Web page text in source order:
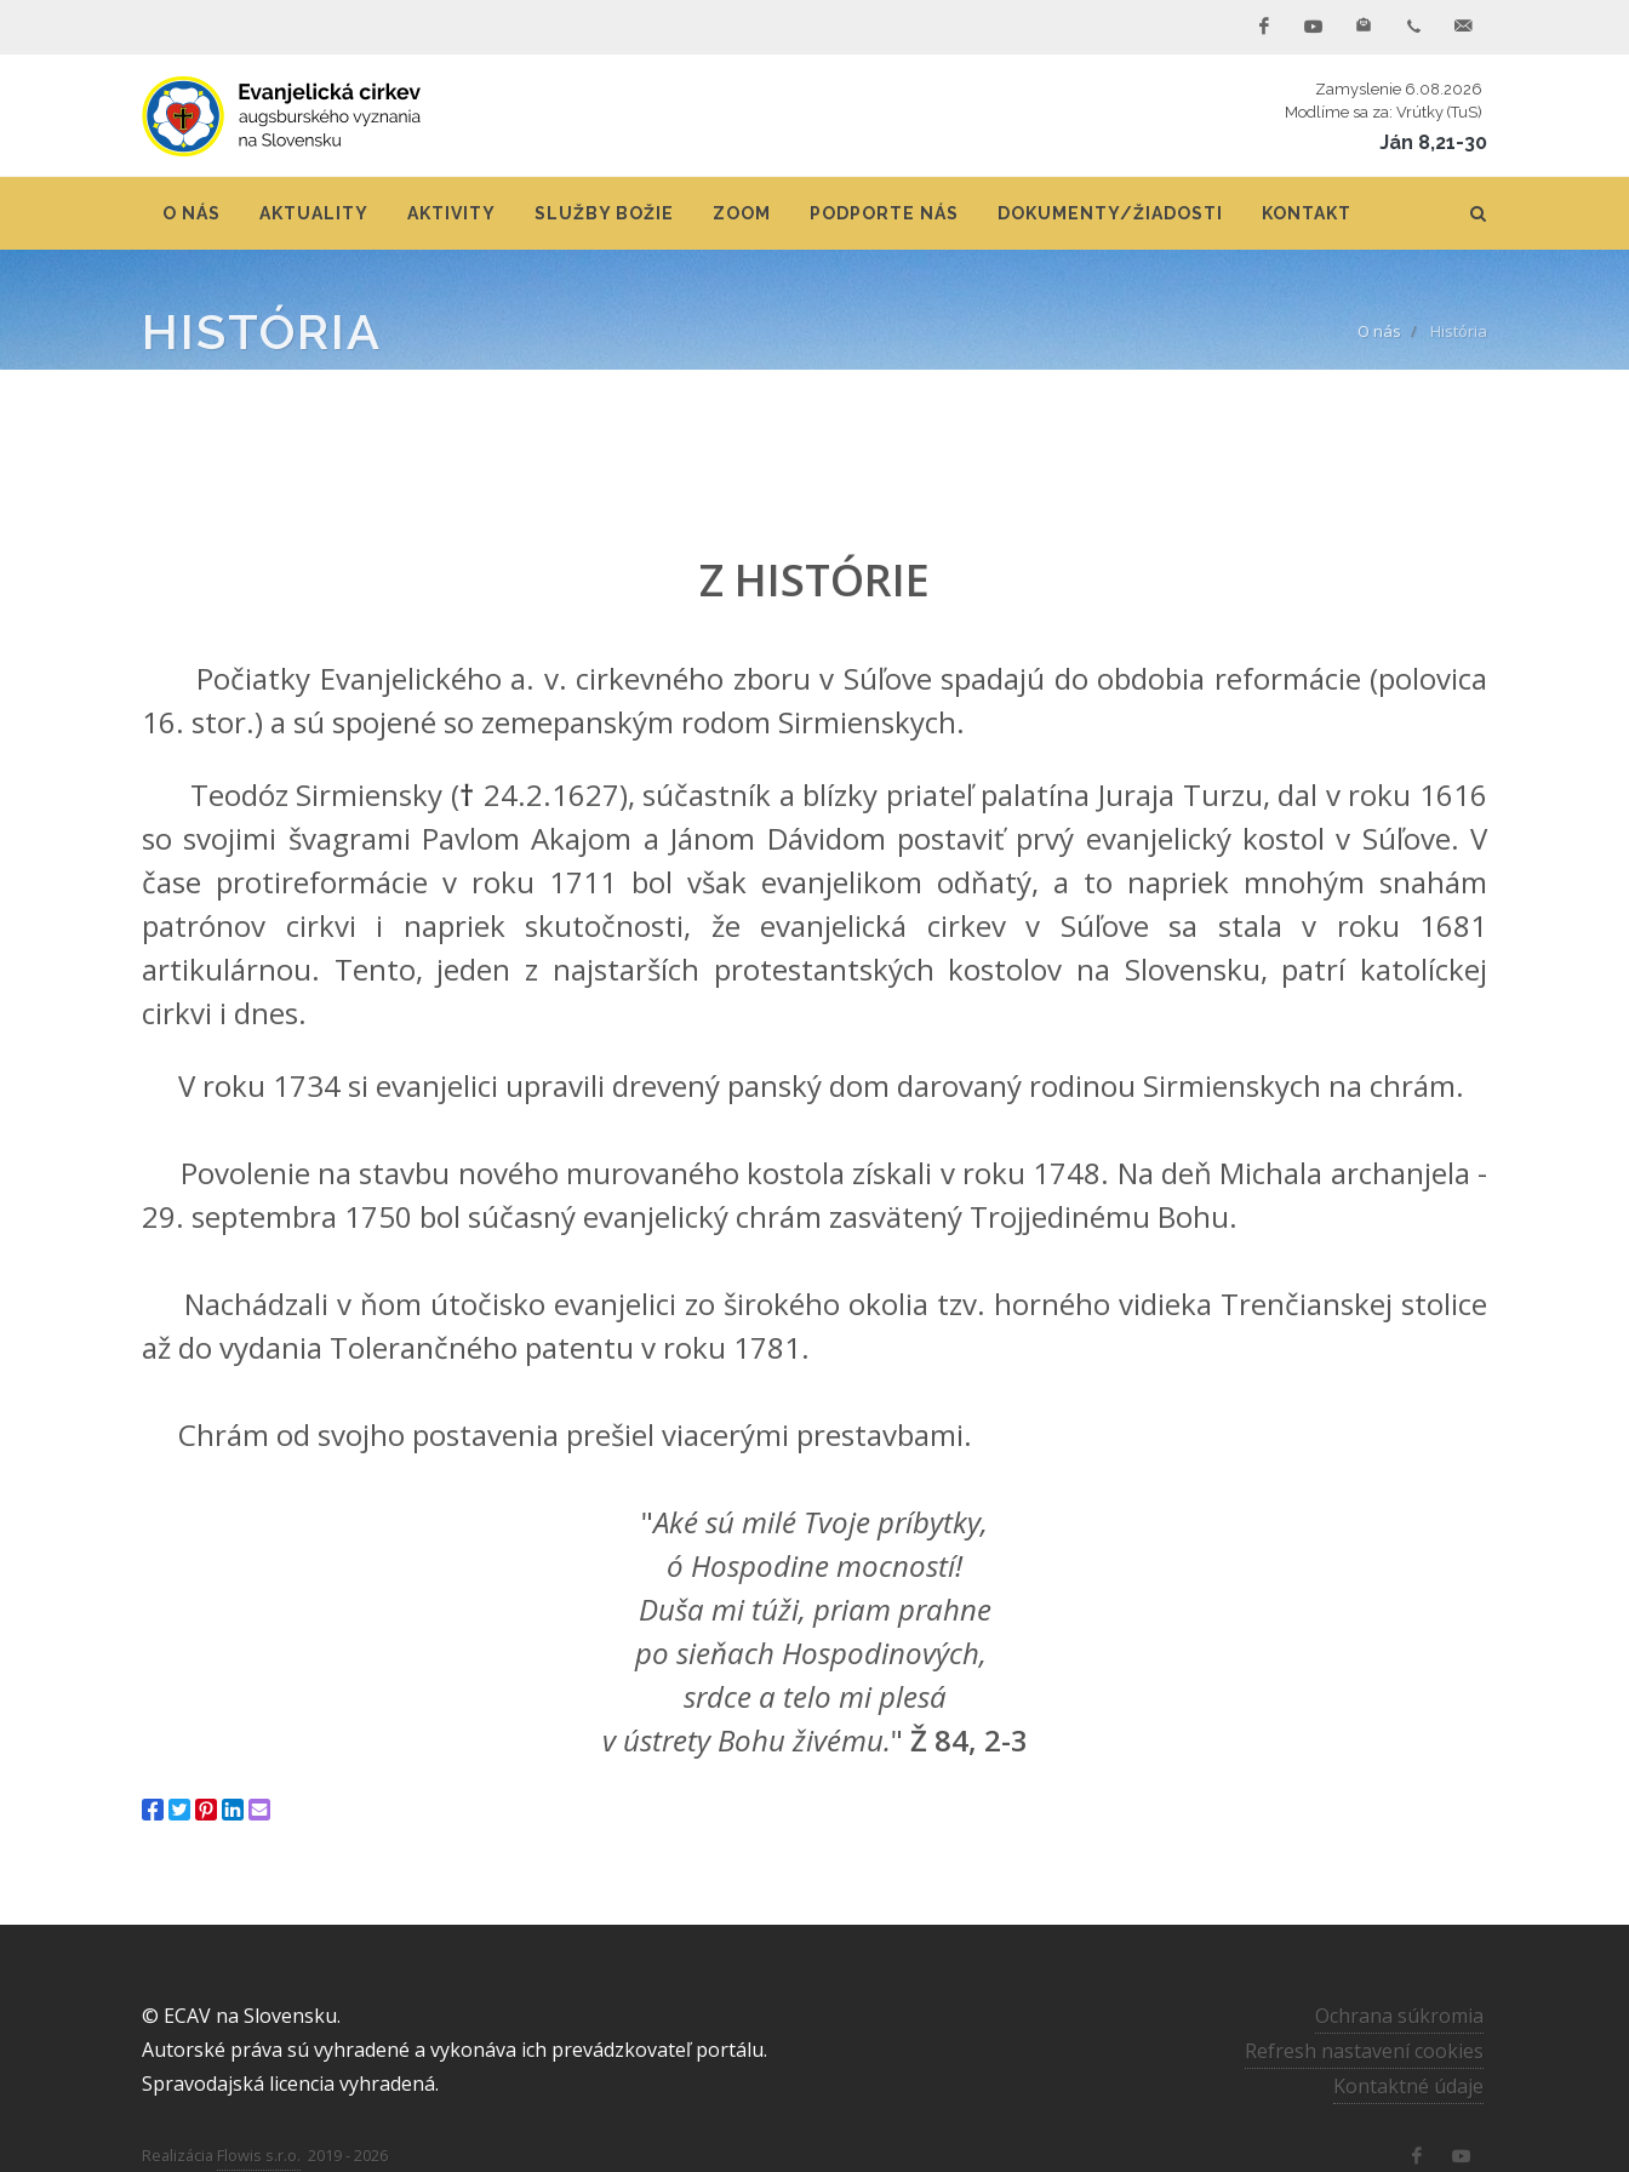
Zamyslenie 6.08.2026
Modlíme sa za: Vrútky (TuS)
Ján 8,21-30
O NÁS AKTUALITY AKTIVITY SLUŽBY BOŽIE ZOOM PODPORTE NÁS DOKUMENTY/ŽIADOSTI KONTAKT
HISTÓRIA O nás História
Z HISTÓRIE
Počiatky Evanjelického a. v. cirkevného zboru v Súľove spadajú do obdobia reformácie (polovica
16. stor.) a sú spojené so zemepanským rodom Sirmienskych.
Teodóz Sirmiensky († 24.2.1627), súčastník a blízky priateľ palatína Juraja Turzu, dal v roku 1616
so svojimi švagrami Pavlom Akajom a Jánom Dávidom postaviť prvý evanjelický kostol v Súľove. V
čase protireformácie v roku 1711 bol však evanjelikom odňatý, a to napriek mnohým snahám
patrónov cirkvi i napriek skutočnosti, že evanjelická cirkev v Súľove sa stala v roku 1681
artikulárnou. Tento, jeden z najstarších protestantských kostolov na Slovensku, patrí katolíckej
cirkvi i dnes.
V roku 1734 si evanjelici upravili drevený panský dom darovaný rodinou Sirmienskych na chrám.
Povolenie na stavbu nového murovaného kostola získali v roku 1748. Na deň Michala archanjela -
29. septembra 1750 bol súčasný evanjelický chrám zasvätený Trojjedinému Bohu.
Nachádzali v ňom útočisko evanjelici zo širokého okolia tzv. horného vidieka Trenčianskej stolice
až do vydania Tolerančného patentu v roku 1781.
Chrám od svojho postavenia prešiel viacerými prestavbami.
"Aké sú milé Tvoje príbytky,
ó Hospodine mocností!
Duša mi túži, priam prahne
po sieňach Hospodinových,
srdce a telo mi plesá
v ústrety Bohu živému." Ž 84, 2-3
© ECAV na Slovensku.
Autorské práva sú vyhradené a vykonáva ich prevádzkovateľ portálu.
Spravodajská licencia vyhradená.
Ochrana súkromia
Refresh nastavení cookies
Kontaktné údaje
Realizácia Flowis s.r.o. 2019 - 2026